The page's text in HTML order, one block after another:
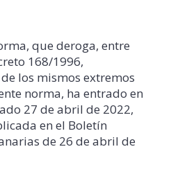
que deroga, entre
168/1996,
los mismos extremos
norma, ha entrado en
27 de abril de 2022,
en el Boletín
de 26 de abril de